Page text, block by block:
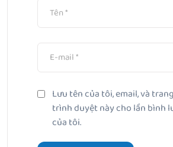
Lưu tên của tôi, email, và
trình duyệt này cho lần bình
của tôi.